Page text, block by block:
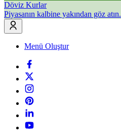
Döviz Kurlar
Piyasanın kalbine yakından göz atın.
Menü Oluştur